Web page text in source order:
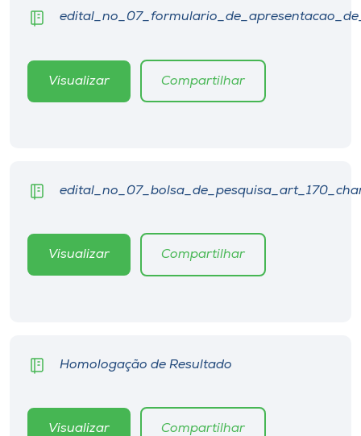
Visualizar Compartilhar
Visualizar Compartilhar
Homologação de Resultado
Visualizar Compartilhar